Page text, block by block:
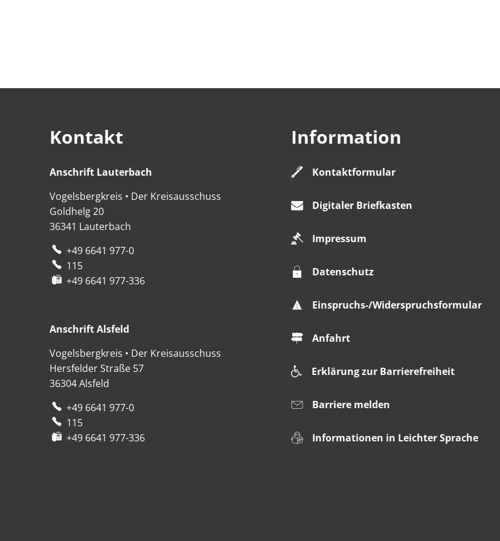
Kontakt
Anschrift Lauterbach
Vogelsbergkreis • Der Kreisausschuss
Goldhelg 20
36341 Lauterbach
+49 6641 977-0
115
+49 6641 977-336
Anschrift Alsfeld
Vogelsbergkreis • Der Kreisausschuss
Hersfelder Straße 57
36304Alsfeld
+49 6641 977-0
115
+49 6641 977-336
Information
Kontaktformular
Digitaler Briefkasten
Impressum
Datenschutz
Einspruchs-/Widerspruchsformular
Anfahrt
Erklärung zur Barrierefreiheit
Barriere melden
Informationen in Leichter Sprache